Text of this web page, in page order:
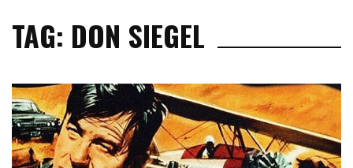
TAG: DON SIEGEL